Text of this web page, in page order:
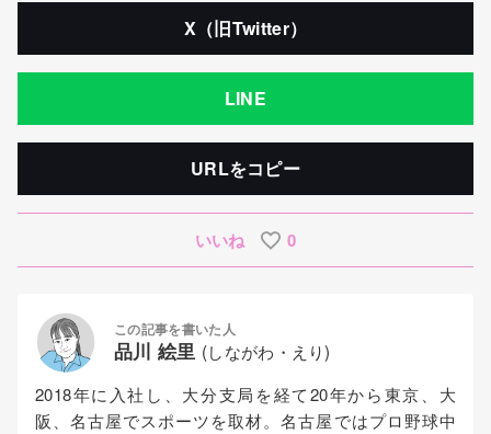
X（旧Twitter）
LINE
URLをコピー
いいね 0
この記事を書いた人
品川 絵里 (しながわ・えり)
2018年に入社し、大分支局を経て20年から東京、大
阪、名古屋でスポーツを取材。名古屋ではプロ野球中